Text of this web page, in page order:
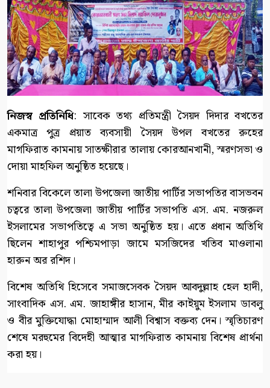
নিজস্ব প্রতিনিধি: সাবেক তথ্য প্রতিমন্ত্রী সৈয়দ দিদার বখতের
একমাত্র পুত্র প্রয়াত ব্যবসায়ী সৈয়দ উপল বখতের রুহের
মাগফিরাত কামনায় সাতক্ষীরার তালায় কোরআনখানী, স্মরণসভা ও
দোয়া মাহফিল অনুষ্ঠিত হয়েছে।
শনিবার বিকেলে তালা উপজেলা জাতীয় পার্টির সভাপতির বাসভবন
চত্বরে তালা উপজেলা জাতীয় পার্টির সভাপতি এস. এম. নজরুল
ইসলামের সভাপতিত্বে এ সভা অনুষ্ঠিত হয়। এতে প্রধান অতিথি
ছিলেন শাহাপুর পশ্চিমপাড়া জামে মসজিদের খতিব মাওলানা
হারুন অর রশিদ।
বিশেষ অতিথি হিসেবে সমাজসেবক সৈয়দ আবদুল্লাহ হেল হাদী,
সাংবাদিক এস. এম. জাহাঙ্গীর হাসান, মীর কাইয়ুম ইসলাম ডাবলু
ও বীর মুক্তিযোদ্ধা মোহাম্মাদ আলী বিশ্বাস বক্তব্য দেন। স্মৃতিচারণ
শেষে মরহুমের বিদেহী আত্মার মাগফিরাত কামনায় বিশেষ প্রার্থনা
করা হয়।